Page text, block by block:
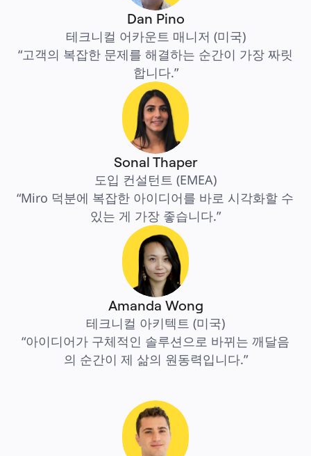
Dan Pino
테크니컬 어카운트 매니저 (미국)
“고객의 복잡한 문제를 해결하는 순간이 가장 짜릿
합니다.”
Sonal Thaper
도입 컨설턴트 (EMEA)
“Miro 덕분에 복잡한 아이디어를 바로 시각화할 수
있는 게 가장 좋습니다.”
Amanda Wong
테크니컬 아키텍트 (미국)
“아이디어가 구체적인 솔루션으로 바뀌는 깨달음
의 순간이 제 삶의 원동력입니다.”